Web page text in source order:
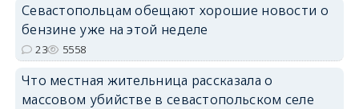
Севастопольцам обещают хорошие новости о
бензине уже на этой неделе
23 5558
Что местная жительница рассказала о
массовом убийстве в севастопольском селе